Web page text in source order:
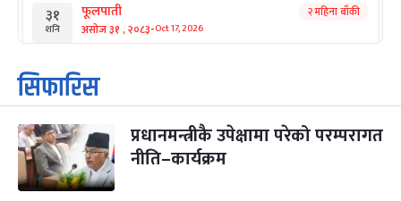
३१
शनि
फूलपाती
असोज ३१ , २०८३-Oct 17, 2026
२ महिना बाँकी
१
आइत
कार्तिक सङ्क्रान्ति
कार्तिक १, २०८३
३
मंगल
महानवमी
कार्तिक ३, २०८३-Oct 20, 2026
२ महिना बाँकी
सिफारिस
प्रधानमन्त्रीकै उपेक्षामा परेको परम्परागत
नीति–कार्यक्रम